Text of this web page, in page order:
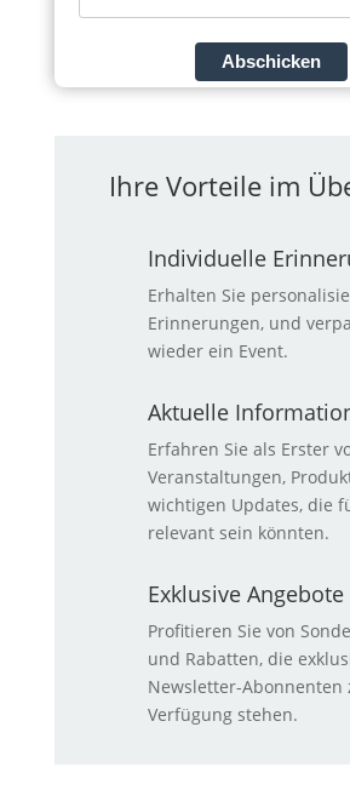
Abschicken
Ihre Vorteile im
Individuelle
Erhalten Sie
Erinnerungen, und
wieder ein Event.
Aktuelle
Erfahren Sie als Erster
Veranstaltungen,
wichtigen Updates, die
relevant sein könnten.
Exklusive Angebote
Profitieren Sie von
und Rabatten, die
Newsletter-Abonnenten
Verfügung stehen.